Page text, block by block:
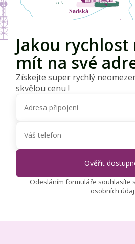
Jakou rychlost
mít na své
Získejte super rychlý
skvělou cenu !
Odesláním formuláře souhlasíte
osobních